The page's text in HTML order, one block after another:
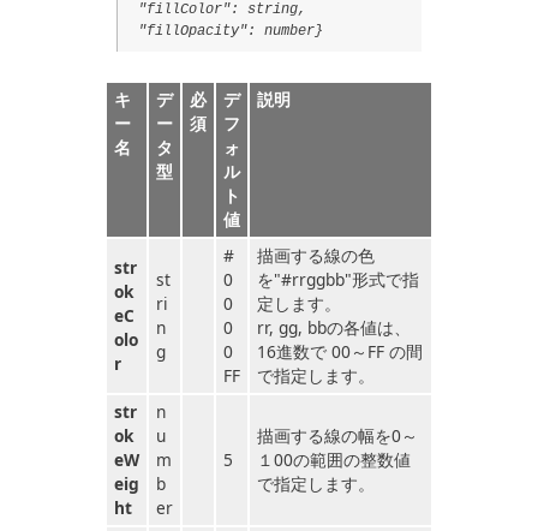
"fillColor": string,
"fillOpacity": number}
キ
ー
名
デ
ー
タ
型
必
須
デ
フ
ォ
ル
ト
値
説明
str
ok
eC
olo
r
st
ri
n
g
#
0
0
0
0
FF
描画する線の色
を"#rrggbb"形式で指
定します。
rr, gg, bbの各値は、
16進数で 00～FF の間
で指定します。
str
ok
eW
eig
ht
n
u
m
b
er
5
描画する線の幅を0～
１00の範囲の整数値
で指定します。